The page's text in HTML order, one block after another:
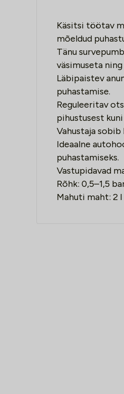
Käsitsi töötav
mõeldud
Tänu
väsimuseta
Läbipaistev
puhastamise.
Reguleeritav
pihustusest
Vahustaja sobib
Ideaalne
puhastamiseks.
Vastupidavad
Rõhk: 0,5–1,5
Mahuti maht: 2 l